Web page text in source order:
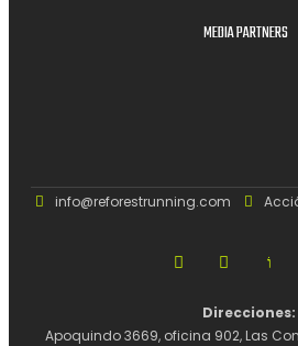
MEDIA PARTNERS
info@reforestrunning.com
Direcciones:
Apoquindo 3669, oficina 902, Las